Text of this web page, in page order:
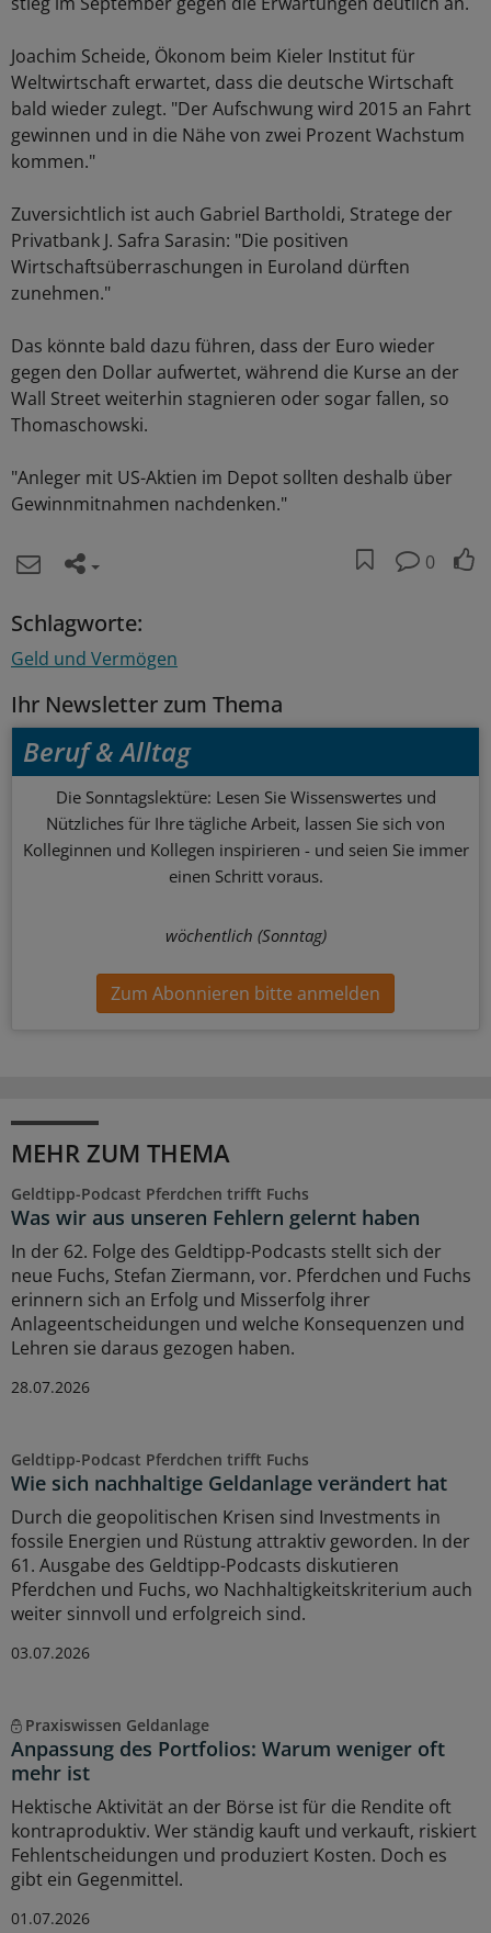
Joachim Scheide, Ökonom beim Kieler Institut für
Weltwirtschaft erwartet, dass die deutsche Wirtschaft
bald wieder zulegt. "Der Aufschwung wird 2015 an Fahrt
gewinnen und in die Nähe von zwei Prozent Wachstum
kommen."
Zuversichtlich ist auch Gabriel Bartholdi, Stratege der
Privatbank J. Safra Sarasin: "Die positiven
Wirtschaftsüberraschungen in Euroland dürften
zunehmen."
Das könnte bald dazu führen, dass der Euro wieder
gegen den Dollar aufwertet, während die Kurse an der
Wall Street weiterhin stagnieren oder sogar fallen, so
Thomaschowski.
"Anleger mit US-Aktien im Depot sollten deshalb über
Gewinnmitnahmen nachdenken."
0
Schlagworte:
Geld und Vermögen
Ihr Newsletter zum Thema
Beruf & Alltag
Die Sonntagslektüre: Lesen Sie Wissenswertes und
Nützliches für Ihre tägliche Arbeit, lassen Sie sich von
Kolleginnen und Kollegen inspirieren - und seien Sie immer
einen Schritt voraus.
wöchentlich (Sonntag)
Zum Abonnieren bitte anmelden
MEHR ZUM THEMA
Geldtipp-Podcast Pferdchen trifft Fuchs
Was wir aus unseren Fehlern gelernt haben
In der 62. Folge des Geldtipp-Podcasts stellt sich der
neue Fuchs, Stefan Ziermann, vor. Pferdchen und Fuchs
erinnern sich an Erfolg und Misserfolg ihrer
Anlageentscheidungen und welche Konsequenzen und
Lehren sie daraus gezogen haben.
28.07.2026
Geldtipp-Podcast Pferdchen trifft Fuchs
Wie sich nachhaltige Geldanlage verändert hat
Durch die geopolitischen Krisen sind Investments in
fossile Energien und Rüstung attraktiv geworden. In der
61. Ausgabe des Geldtipp-Podcasts diskutieren
Pferdchen und Fuchs, wo Nachhaltigkeitskriterium auch
weiter sinnvoll und erfolgreich sind.
03.07.2026
Praxiswissen Geldanlage
Anpassung des Portfolios: Warum weniger oft
mehr ist
Hektische Aktivität an der Börse ist für die Rendite oft
kontraproduktiv. Wer ständig kauft und verkauft, riskiert
Fehlentscheidungen und produziert Kosten. Doch es
gibt ein Gegenmittel.
01.07.2026